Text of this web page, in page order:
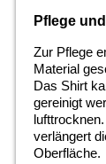
Pflege
Zur Pflege
Material
Das Shirt
gereinigt
verlängert
Oberfläche.